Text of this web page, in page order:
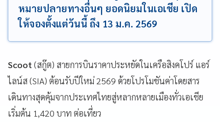
หมายปลายทางอื่นๆ ยอดนิยมในเอเชีย เปิด
ให้จองตั้งแต่วันนี้ ถึง 13 ม.ค. 2569
Scoot(สกู๊ต) สายการบินราคาประหยัดในเครือสิงคโปร์ แอร์
ไลน์ส (SIA) ต้อนรับปีใหม่ 2569 ด้วยโปรโมชันค่าโดยสาร
เดินทางสุดคุ้มจากประเทศไทยสู่หลากหลายเมืองทั่วเอเชีย
เริ่มต้น 1,420 บาท ต่อเที่ยว